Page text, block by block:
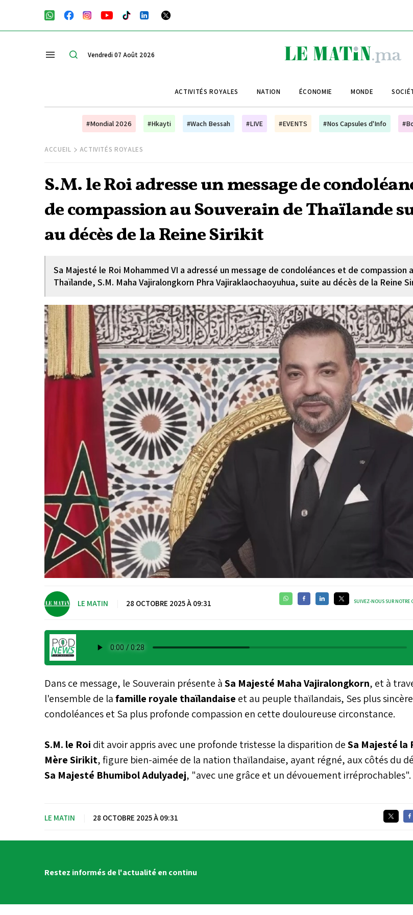
Vendredi 07 Août 2026
ACTIVITÉS ROYALES NATION ÉCONOMIE MONDE
#Mondial 2026 #Hkayti #Wach Bessah #LIVE #EVENTS #Nos Capsules d'Info
ACCUEIL ACTIVITÉS ROYALES
S.M. le Roi adresse un message de
de compassion au Souverain de Thaïlande
au décès de la Reine Sirikit
Sa Majesté le Roi Mohammed VI a adressé un message de condoléances et de compassion
Thaïlande, S.M. Maha Vajiralongkorn Phra Vajiraklaochaoyuhua, suite au décès de la Reine
LE MATIN 28 OCTOBRE 2025 À 09:31 SUIVEZ-NOUS SUR NOTRE
Dans ce message, le Souverain présente àSa Majesté Maha Vajiralongkorn, et à
l'ensemble de lafamille royale thaïlandaise et au peuple thaïlandais, Ses plus
condoléances et Sa plus profonde compassion en cette douloureuse circonstance.
S.M. le Roi dit avoir appris avec une profonde tristesse la disparition deSa Majesté la
Mère Sirikit, figure bien-aimée de la nation thaïlandaise, ayant régné, aux côtés du
Sa Majesté Bhumibol Adulyadej, "avec une grâce et un dévouement irréprochables".
LE MATIN 28 OCTOBRE 2025 À 09:31
Restez informés de l'actualité en continu